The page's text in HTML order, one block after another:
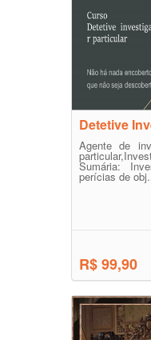
Detetive
Agente de
Sumária:
perícias de
R$ 99,90